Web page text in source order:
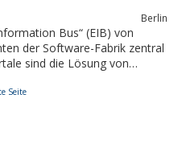
Kunden
Berlin
Bus“ (EIB) von
der Software-Fabrik zentral
sind die Lösung von
Seite